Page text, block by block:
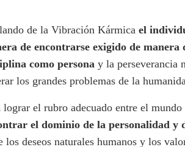
de la Vibración Kármicael
de encontrarse exigido de manera
como persona y la perseverancia
los grandes problemas de la
lograr el rubro adecuado entre el
el dominio de la personalidad y
los deseos naturales humanos y los